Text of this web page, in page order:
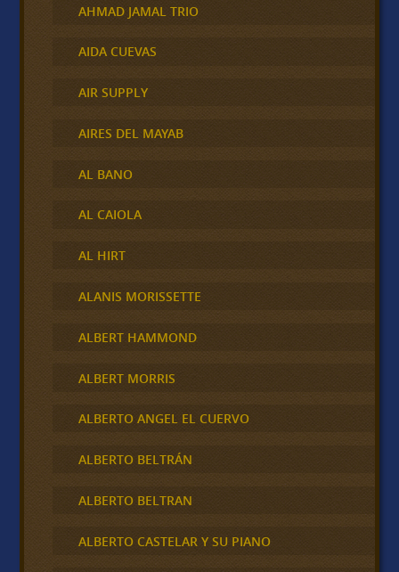
AHMAD JAMAL TRIO
AIDA CUEVAS
AIR SUPPLY
AIRES DEL MAYAB
AL BANO
AL CAIOLA
AL HIRT
ALANIS MORISSETTE
ALBERT HAMMOND
ALBERT MORRIS
ALBERTO ANGEL EL CUERVO
ALBERTO BELTRÁN
ALBERTO BELTRAN
ALBERTO CASTELAR Y SU PIANO